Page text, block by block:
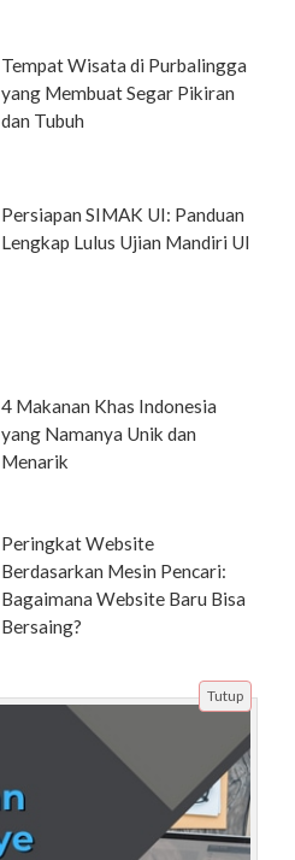
Tempat Wisata di Purbalingga
yang Membuat Segar Pikiran
dan Tubuh
Persiapan SIMAK UI: Panduan
Lengkap Lulus Ujian Mandiri UI
4 Makanan Khas Indonesia
yang Namanya Unik dan
Menarik
Peringkat Website
Berdasarkan Mesin Pencari:
Bagaimana Website Baru Bisa
Bersaing?
Cara Jualan Sukses dengan
Digital Marketing
Tutup